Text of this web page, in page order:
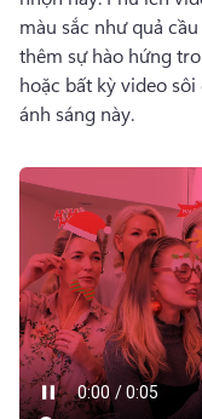
màu sắc như quả
thêm sự hào hứng
hoặc bất kỳ video
ánh sáng này.